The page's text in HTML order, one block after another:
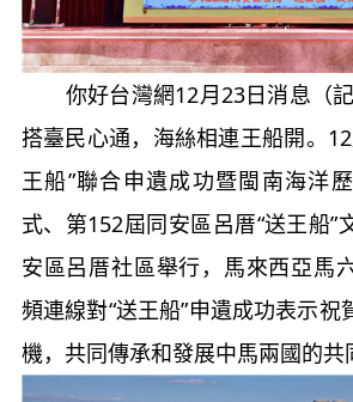
你好台灣網12月23日消息（
搭臺民心通，海絲相連王船開。
王船”聯合申遺成功暨閩南海洋
式、第152屆同安區呂厝“送王船”
安區呂厝社區舉行，馬來西亞馬
頻連線對“送王船”申遺成功表示祝
機，共同傳承和發展中馬兩國的共